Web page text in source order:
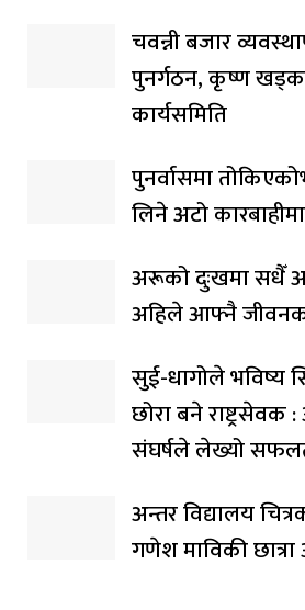
चवन्नी बजार
पुनर्गठन, कृष्ण
कार्यसमिति
पुनर्वासमा
लिने अटो कारबाहीमा
अरूको दुःखमा सधैँ
अहिले आफ्नै
सुई-धागोले भविष्य
छोरा बने राष्ट्रसेवक
संघर्षले लेख्यो
अन्तर विद्यालय
गणेश माविकी छात्रा